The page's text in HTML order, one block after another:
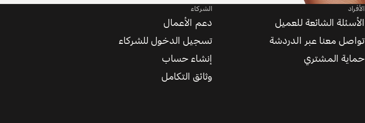
الأفراد
الأسئلة الشائعة للعميل
تواصل معنا عبر الدردشة
حماية المشتري
الشركاء
دعم الأعمال
تسجيل الدخول للشركاء
إنشاء حساب
وثائق التكامل